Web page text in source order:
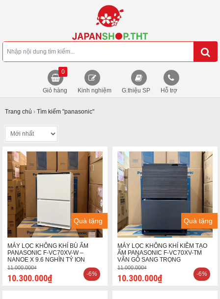
Giỏ hàng
0
Kinh nghiệm G.thiệu SP Hỗ trợ
Trang chủ › Tìm kiếm "panasonic"
Quà tặng
MÁY LỌC KHÔNG KHÍ BÙ ẨM
PANASONIC F-VC70XV-W –
NANOE X 9.6 NGHÌN TỶ ION
11.000.000₫
10.300.000₫ -6%
Quà tặng
MÁY LỌC KHÔNG KHÍ KIÊM TẠO
ẨM PANASONIC F-VC70XV-TM
VÂN GỖ SANG TRỌNG
11.000.000₫
10.300.000₫ -6%